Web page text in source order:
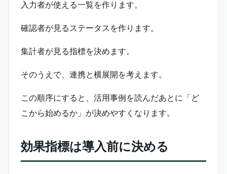
入力者が使える一覧を作ります。
確認者が見るステータスを作ります。
集計者が見る指標を決めます。
そのうえで、連携と横展開を考えます。
この順序にすると、活用事例を読んだあとに「ど
こから始めるか」が決めやすくなります。
効果指標は導入前に決める